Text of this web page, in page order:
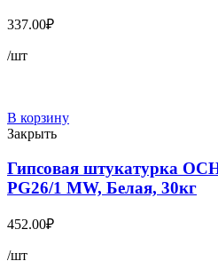
337.00₽
/шт
В корзину
Закрыть
Гипсовая штукатурка
PG26/1 MW, Белая, 30кг
452.00₽
/шт